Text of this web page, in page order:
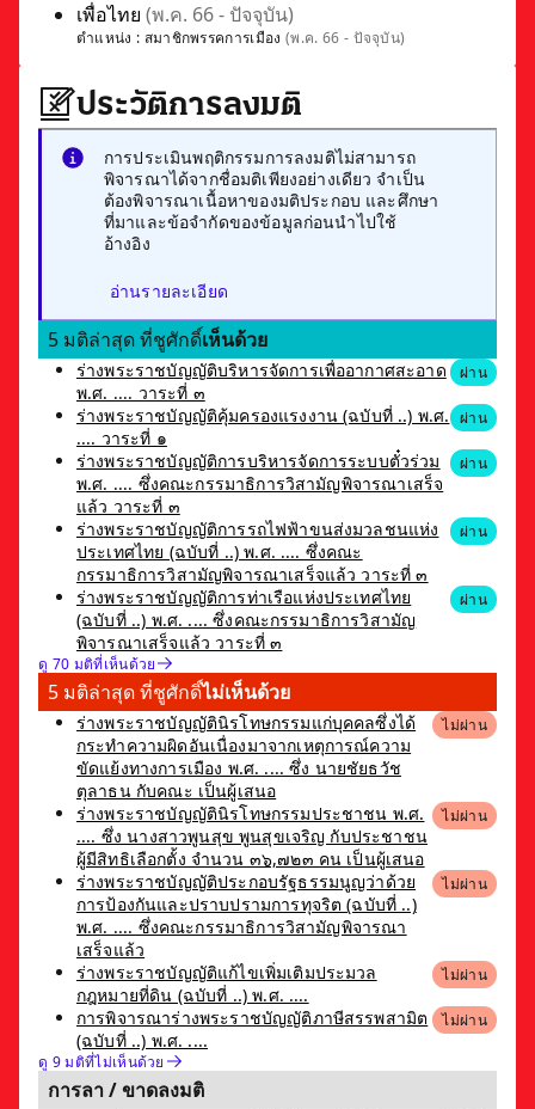
เพื่อไทย (พ.ค. 66 - ปัจจุบัน)
ตำแหน่ง : สมาชิกพรรคการเมือง(พ.ค. 66 - ปัจจุบัน)
ประวัติการลงมติ
การประเมินพฤติกรรมการลงมติไม่สามารถ
พิจารณาได้จากชื่อมติเพียงอย่างเดียว จำเป็น
ต้องพิจารณาเนื้อหาของมติประกอบ และศึกษา
ที่มาและข้อจำกัดของข้อมูลก่อนนำไปใช้
อ้างอิง
อ่านรายละเอียด
5 มติล่าสุด ที่ชูศักดิ์เห็นด้วย
ร่างพระราชบัญญัติบริหารจัดการเพื่ออากาศสะอาด
พ.ศ. .... วาระที่ ๓
ผ่าน
ร่างพระราชบัญญัติคุ้มครองแรงงาน (ฉบับที่ ..) พ.ศ.
.... วาระที่ ๑
ผ่าน
ร่างพระราชบัญญัติการบริหารจัดการระบบตั๋วร่วม
พ.ศ. .... ซึ่งคณะกรรมาธิการวิสามัญพิจารณาเสร็จ
แล้ว วาระที่ ๓
ผ่าน
ร่างพระราชบัญญัติการรถไฟฟ้าขนส่งมวลชนแห่ง
ประเทศไทย (ฉบับที่ ..) พ.ศ. .... ซึ่งคณะ
กรรมาธิการวิสามัญพิจารณาเสร็จแล้ว วาระที่ ๓
ผ่าน
ร่างพระราชบัญญัติการท่าเรือแห่งประเทศไทย
(ฉบับที่ ..) พ.ศ. .... ซึ่งคณะกรรมาธิการวิสามัญ
พิจารณาเสร็จแล้ว วาระที่ ๓
ผ่าน
ดู 70 มติที่เห็นด้วย
5 มติล่าสุด ที่ชูศักดิ์ไม่เห็นด้วย
ร่างพระราชบัญญัตินิรโทษกรรมแก่บุคคลซึ่งได้
กระทำความผิดอันเนื่องมาจากเหตุการณ์ความ
ขัดแย้งทางการเมือง พ.ศ. .... ซึ่ง นายชัยธวัช
ตุลาธน กับคณะ เป็นผู้เสนอ
ไม่ผ่าน
ร่างพระราชบัญญัตินิรโทษกรรมประชาชน พ.ศ.
.... ซึ่ง นางสาวพูนสุข พูนสุขเจริญ กับประชาชน
ผู้มีสิทธิเลือกตั้ง จำนวน ๓๖,๗๒๓ คน เป็นผู้เสนอ
ไม่ผ่าน
ร่างพระราชบัญญัติประกอบรัฐธรรมนูญว่าด้วย
การป้องกันและปราบปรามการทุจริต (ฉบับที่ ..)
พ.ศ. .... ซึ่งคณะกรรมาธิการวิสามัญพิจารณา
เสร็จแล้ว
ไม่ผ่าน
ร่างพระราชบัญญัติแก้ไขเพิ่มเติมประมวล
กฎหมายที่ดิน (ฉบับที่ ..) พ.ศ. ....
ไม่ผ่าน
การพิจารณาร่างพระราชบัญญัติภาษีสรรพสามิต
(ฉบับที่ ..) พ.ศ. ....
ไม่ผ่าน
ดู 9 มติที่ไม่เห็นด้วย
การลา / ขาดลงมติ